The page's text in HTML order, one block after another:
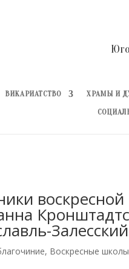
ВИКАРИАТСТВО ХРАМЫ И
Залесский
, Воскресные школы